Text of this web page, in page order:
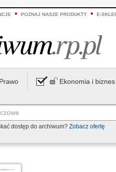
POZNAJ NASZE PRODUKTY E-
Prawo Ekonomia i biznes
dostęp do archiwum? Zobacz ofertę